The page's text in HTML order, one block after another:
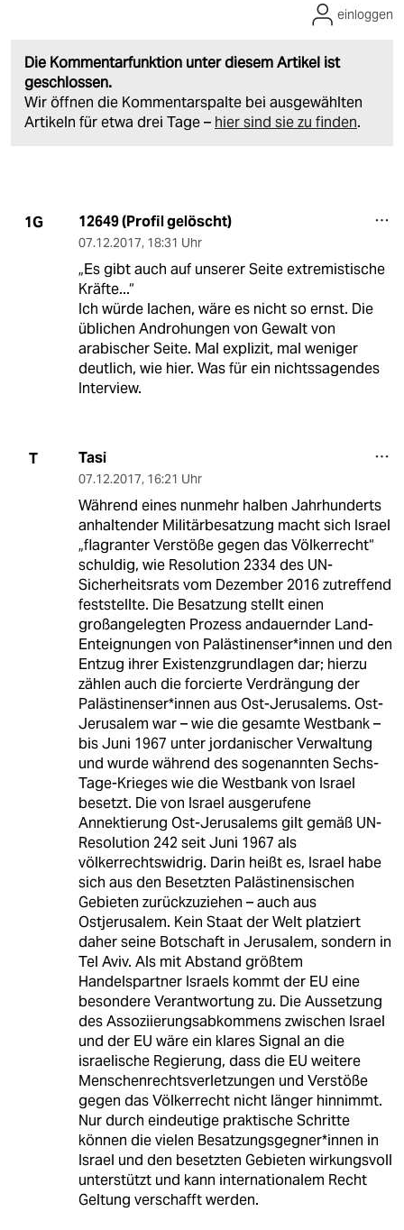
Die Kommentarfunktion unter diesem Artikel ist
geschlossen.
Wir öffnen die Kommentarspalte bei ausgewählten
Artikeln für etwa drei Tage – hier sind sie zu finden.
einloggen
1G 12649 (Profil gelöscht)
07.12.2017, 18:31 Uhr
„Es gibt auch auf unserer Seite extremistische
Kräfte...“
Ich würde lachen, wäre es nicht so ernst. Die
üblichen Androhungen von Gewalt von
arabischer Seite. Mal explizit, mal weniger
deutlich, wie hier. Was für ein nichtssagendes
Interview.
T Tasi
07.12.2017, 16:21 Uhr
Während eines nunmehr halben Jahrhunderts
anhaltender Militärbesatzung macht sich Israel
„flagranter Verstöße gegen das Völkerrecht“
schuldig, wie Resolution 2334 des UN-
Sicherheitsrats vom Dezember 2016 zutreffend
feststellte. Die Besatzung stellt einen
großangelegten Prozess andauernder Land-
Enteignungen von Palästinenser*innen und den
Entzug ihrer Existenzgrundlagen dar; hierzu
zählen auch die forcierte Verdrängung der
Palästinenser*innen aus Ost-Jerusalems. Ost-
Jerusalem war – wie die gesamte Westbank –
bis Juni 1967 unter jordanischer Verwaltung
und wurde während des sogenannten Sechs-
Tage-Krieges wie die Westbank von Israel
besetzt. Die von Israel ausgerufene
Annektierung Ost-Jerusalems gilt gemäß UN-
Resolution 242 seit Juni 1967 als
völkerrechtswidrig. Darin heißt es, Israel habe
sich aus den Besetzten Palästinensischen
Gebieten zurückzuziehen – auch aus
Ostjerusalem. Kein Staat der Welt platziert
daher seine Botschaft in Jerusalem, sondern in
Tel Aviv. Als mit Abstand größtem
Handelspartner Israels kommt der EU eine
besondere Verantwortung zu. Die Aussetzung
des Assoziierungsabkommens zwischen Israel
und der EU wäre ein klares Signal an die
israelische Regierung, dass die EU weitere
Menschenrechtsverletzungen und Verstöße
gegen das Völkerrecht nicht länger hinnimmt.
Nur durch eindeutige praktische Schritte
können die vielen Besatzungsgegner*innen in
Israel und den besetzten Gebieten wirkungsvoll
unterstützt und kann internationalem Recht
Geltung verschafft werden.